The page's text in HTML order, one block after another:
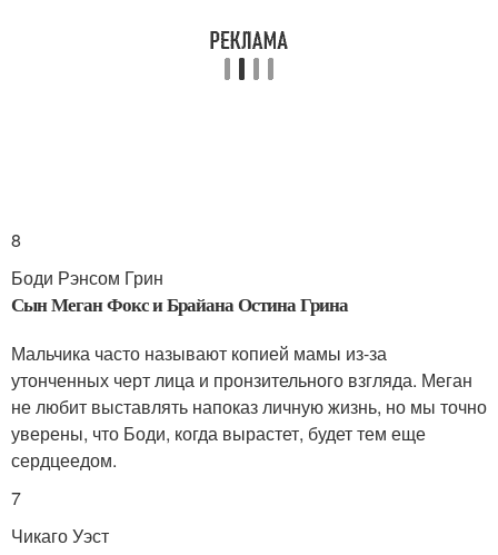
8
Боди Рэнсом Грин
Сын Меган Фокс и Брайана Остина Грина
Мальчика часто называют копией мамы из-за
утонченных черт лица и пронзительного взгляда. Меган
не любит выставлять напоказ личную жизнь, но мы точно
уверены, что Боди, когда вырастет, будет тем еще
сердцеедом.
7
Чикаго Уэст